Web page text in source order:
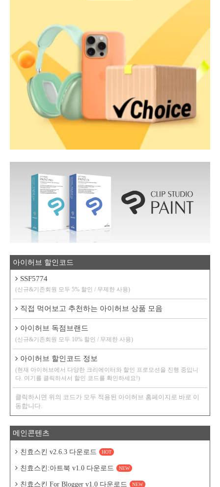
아이허브 할인코드
SSF5774
(신규&기존회원 모두 5% 할인 / 무제한 사용)
직접 먹어보고 추천하는 아이허브 상품 모음
아이허브 독점브랜드
(신규&기존회원 모두 10% 할인 / 무제한 사용)
아이허브 할인코드 정보
(현재 아이허브에서 다양한 크리에이터와 할인 프로모션을 진행 중입니
다. 여기를 클릭하셔서 할인 코드를 확인하세요!)
클릭하시면 위의 코드가 모두 적용된 아이허브 홈페이지로 바로 이
동합니다.
메인콘텐츠
친효스킨 v2.6.3 다운로드 HOT
친효스킨:아트북 v1.0 다운로드 NEW
친효스킨 For Blogger v1.0 다운로드 NEW